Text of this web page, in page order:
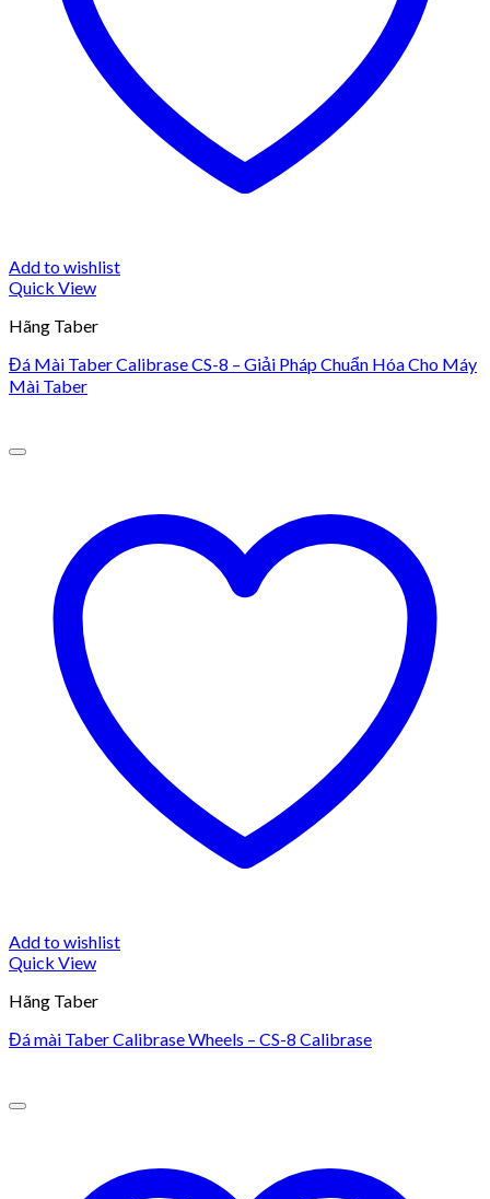
Add to wishlist
Quick View
Hãng Taber
Đá Mài Taber Calibrase CS-8 – Giải Pháp Chuẩn Hóa Cho Máy
Mài Taber
Add to wishlist
Quick View
Hãng Taber
Đá mài Taber Calibrase Wheels – CS-8 Calibrase